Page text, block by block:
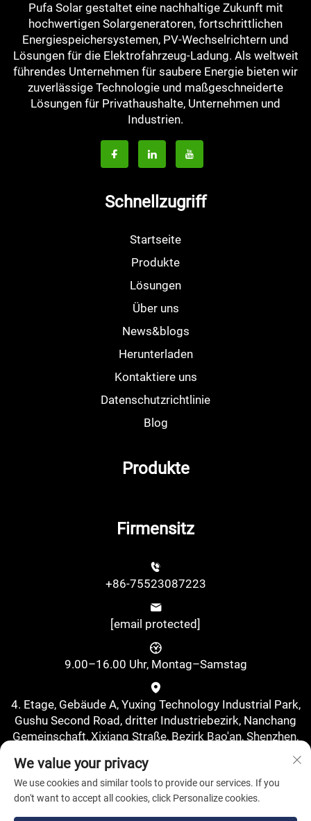
Pufa Solar gestaltet eine nachhaltige Zukunft mit
hochwertigen Solargeneratoren, fortschrittlichen
Energiespeichersystemen, PV-Wechselrichtern und
Lösungen für die Elektrofahrzeug-Ladung. Als weltweit
führendes Unternehmen für saubere Energie bieten wir
zuverlässige Technologie und maßgeschneiderte
Lösungen für Privathaushalte, Unternehmen und
Industrien.
Schnellzugriff
Startseite
Produkte
Lösungen
Über uns
News&blogs
Herunterladen
Kontaktiere uns
Datenschutzrichtlinie
Blog
Produkte
Firmensitz
+86-75523087223
[email protected]
9.00–16.00 Uhr, Montag–Samstag
4. Etage, Gebäude A, Yuxing Technology Industrial Park,
Gushu Second Road, dritter Industriebezirk, Nanchang
Gemeinschaft, Xixiang Straße, Bezirk Bao'an, Shenzhen,
We value your privacy
We use cookies and similar tools to provide our services. If you
don't want to accept all cookies, click Personalize cookies.